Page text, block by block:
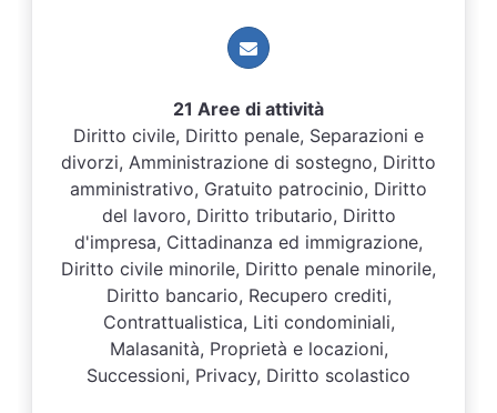
21 Aree di attività
Diritto civile, Diritto penale, Separazioni e
divorzi, Amministrazione di sostegno, Diritto
amministrativo, Gratuito patrocinio, Diritto
del lavoro, Diritto tributario, Diritto
d'impresa, Cittadinanza ed immigrazione,
Diritto civile minorile, Diritto penale minorile,
Diritto bancario, Recupero crediti,
Contrattualistica, Liti condominiali,
Malasanità, Proprietà e locazioni,
Successioni, Privacy, Diritto scolastico